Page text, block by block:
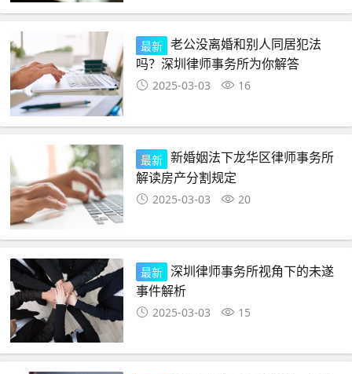
最新 老公没离婚和别人同居犯法
吗？深圳律师事务所为你解答
2025-03-03 16
最新 新婚姻法下龙华区律师事务所
解读房产分割规定
2025-03-03 20
最新 深圳律师事务所视角下的未遂
事件解析
2025-03-03 15